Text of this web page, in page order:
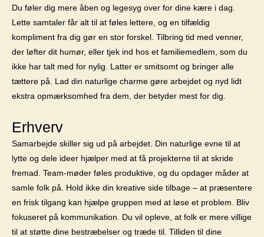
Du føler dig mere åben og legesyg over for dine kære i dag.
Lette samtaler får alt til at føles lettere, og en tilfældig
kompliment fra dig gør en stor forskel. Tilbring tid med venner,
der løfter dit humør, eller tjek ind hos et familiemedlem, som du
ikke har talt med for nylig. Latter er smitsomt og bringer alle
tættere på. Lad din naturlige charme gøre arbejdet og nyd lidt
ekstra opmærksomhed fra dem, der betyder mest for dig.
Erhverv
Samarbejde skiller sig ud på arbejdet. Din naturlige evne til at
lytte og dele ideer hjælper med at få projekterne til at skride
fremad. Team-møder føles produktive, og du opdager måder at
samle folk på. Hold ikke din kreative side tilbage – at præsentere
en frisk tilgang kan hjælpe gruppen med at løse et problem. Bliv
fokuseret på kommunikation. Du vil opleve, at folk er mere villige
til at støtte dine bestræbelser og træde til. Tilliden til dine